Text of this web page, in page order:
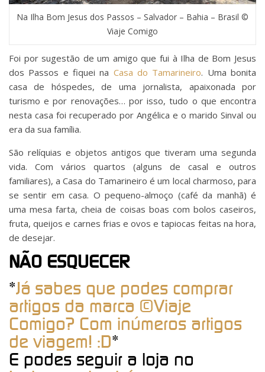
Na Ilha Bom Jesus dos Passos – Salvador – Bahia – Brasil ©
Viaje Comigo
Foi por sugestão de um amigo que fui à Ilha de Bom Jesus
dos Passos e fiquei na Casa do Tamarineiro. Uma bonita
casa de hóspedes, de uma jornalista, apaixonada por
turismo e por renovações… por isso, tudo o que encontra
nesta casa foi recuperado por Angélica e o marido Sinval ou
era da sua família.
São relíquias e objetos antigos que tiveram uma segunda
vida. Com vários quartos (alguns de casal e outros
familiares), a Casa do Tamarineiro é um local charmoso, para
se sentir em casa. O pequeno-almoço (café da manhã) é
uma mesa farta, cheia de coisas boas com bolos caseiros,
fruta, queijos e carnes frias e ovos e tapiocas feitas na hora,
de desejar.
NÃO ESQUECER
*Já sabes que podes comprar
artigos da marca ©Viaje
Comigo? Com inúmeros artigos
de viagem! :D*
E podes seguir a loja no